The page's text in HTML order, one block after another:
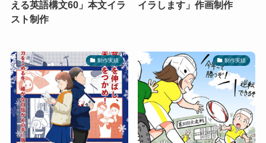
える英語構文60」本文イラ
スト制作
イラします」作画制作
制作実績 制作実績